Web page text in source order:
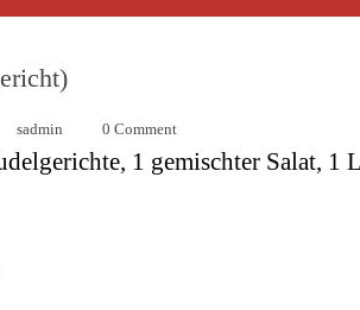
sadmin 0 Comment
1 gemischter Salat, 1